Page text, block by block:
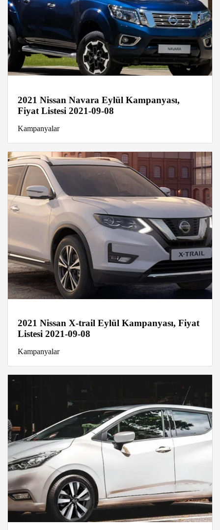
2021 Nissan Navara Eylül Kampanyası,
Fiyat Listesi 2021-09-08
Kampanyalar
2021 Nissan X-trail Eylül Kampanyası, Fiyat
Listesi 2021-09-08
Kampanyalar